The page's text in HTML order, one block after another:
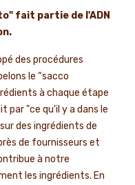
fait partie de l'ADN
des procédures
le “sacco
à chaque étape
par "ce qu'il y a dans le
des ingrédients de
de fournisseurs et
à notre
les ingrédients. En